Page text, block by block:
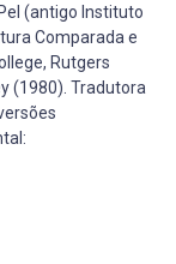
(antigo Instituto
Comparada e
Rutgers
(1980). Tradutora